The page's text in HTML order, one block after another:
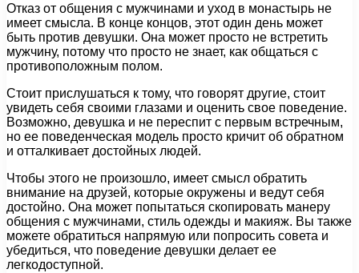
Отказ от общения с мужчинами и уход в монастырь не
имеет смысла. В конце концов, этот один день может
быть против девушки. Она может просто не встретить
мужчину, потому что просто не знает, как общаться с
противоположным полом.
Стоит прислушаться к тому, что говорят другие, стоит
увидеть себя своими глазами и оценить свое поведение.
Возможно, девушка и не переспит с первым встречным,
но ее поведенческая модель просто кричит об обратном
и отталкивает достойных людей.
Чтобы этого не произошло, имеет смысл обратить
внимание на друзей, которые окружены и ведут себя
достойно. Она может попытаться скопировать манеру
общения с мужчинами, стиль одежды и макияж. Вы также
можете обратиться напрямую или попросить совета и
убедиться, что поведение девушки делает ее
легкодоступной.